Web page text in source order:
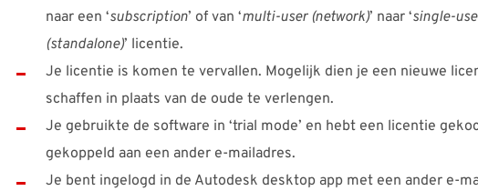
naar een ‘subscription’ of van ‘multi-user (network)’ naar ‘single-
(standalone)’ licentie.
Je licentie is komen te vervallen. Mogelijk dien je een nieuwe
schaffen in plaats van de oude te verlengen.
Je gebruikte de software in ‘trial mode’ en hebt een licentie
gekoppeld aan een ander e-mailadres.
Je bent ingelogd in de Autodesk desktop app met een ander e-